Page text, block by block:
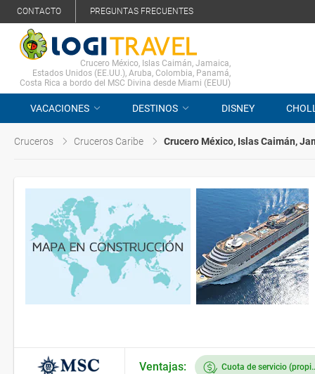
CONTACTO PREGUNTAS FRECUENTES
Crucero México, Islas Caimán, Jamaica,
Estados Unidos (EE.UU.), Aruba, Colombia, Panamá,
Costa Rica a bordo del MSC Divina desde Miami (EEUU)
VACACIONES DESTINOS DISNEY
Cruceros Cruceros Caribe Crucero México, Islas Caimán,
Ventajas: Cuota de